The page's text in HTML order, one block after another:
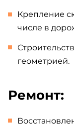
Крепление
числе в
геометрией.
Ремонт: